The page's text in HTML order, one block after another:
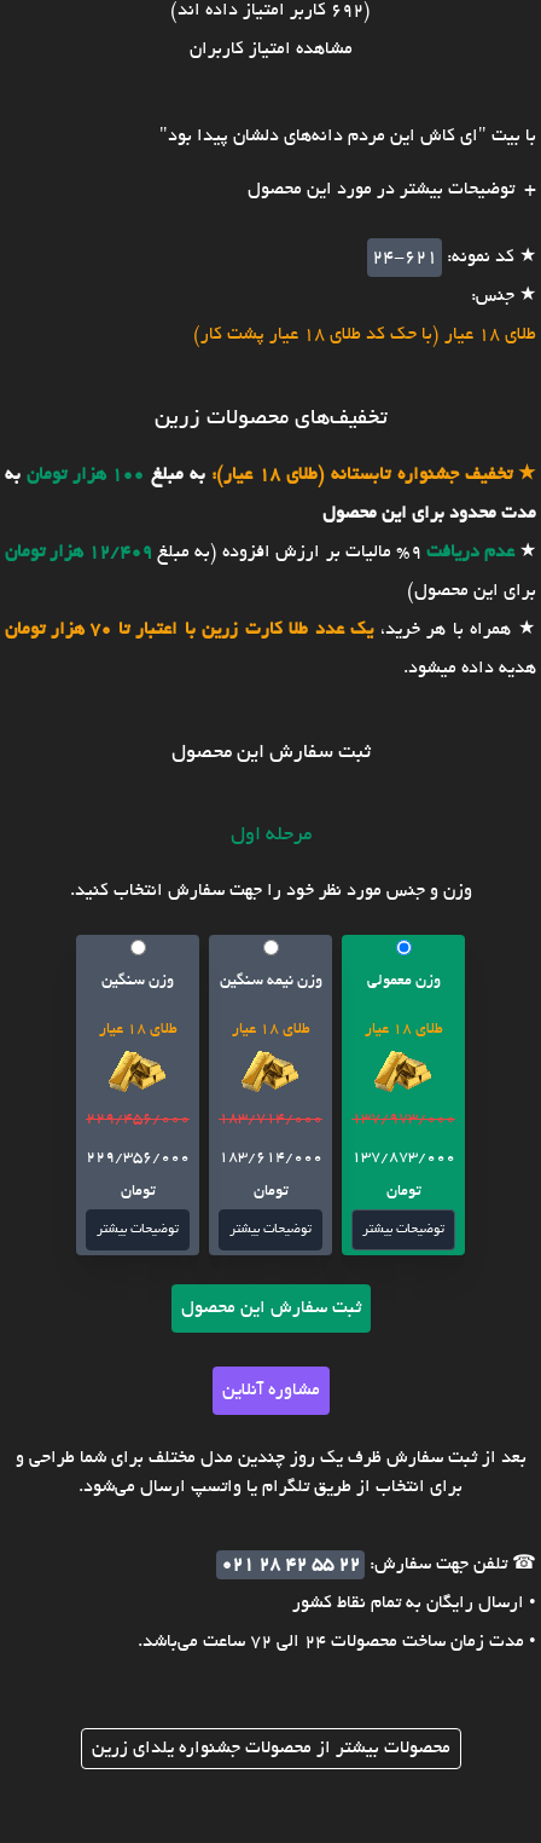
(692 کاربر امتیاز داده اند)
مشاهده امتیاز کاربران
با بیت "ای کاش این مردم دانه‌های دلشان پیدا بود"
توضیحات بیشتر در مورد این محصول
★ کد نمونه:
24-621
★ جنس:
طلای 18 عیار (با حک کد طلای 18 عیار پشت کار)
تخفیف‌های محصولات زرین
★تخفیف جشنواره تابستانه (طلای 18 عیار): به مبلغ 100 هزار تومان
به
مدت محدود برای این محصول
★عدم دریافت 9% مالیات بر ارزش افزوده (به مبلغ
12/409 هزار تومان
برای این محصول)
★ همراه با هر خرید،یک عدد طلا کارت زرین با اعتبار تا 70 هزار تومان
هدیه داده میشود.
ثبت سفارش این محصول
مرحله اول
وزن و جنس مورد نظر خود را جهت سفارش انتخاب کنید.
وزن معمولی
طلای 18 عیار
137/973/000
137/873/000
تومان
توضیحات بیشتر
وزن نیمه سنگین
طلای 18 عیار
183/714/000
183/614/000
تومان
توضیحات بیشتر
وزن سنگین
طلای 18 عیار
229/456/000
229/356/000
تومان
توضیحات بیشتر
ثبت سفارش این محصول
مشاوره آنلاین
بعد از ثبت سفارش ظرف یک روز چندین مدل مختلف برای شما طراحی و
برای انتخاب از طریق تلگرام یا واتسپ ارسال می‌شود.
☎ تلفن جهت سفارش:
021 28 42 55 22
• ارسال رایگان به تمام نقاط کشور
• مدت زمان ساخت محصولات 24 الی 72 ساعت می‌باشد.
محصولات بیشتر از محصولات جشنواره یلدای زرین